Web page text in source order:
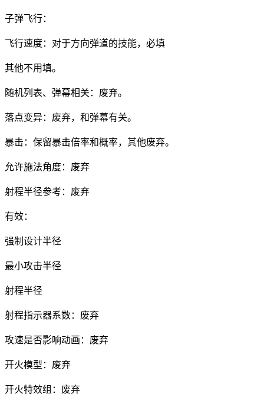
子弹飞行：
飞行速度：对于方向弹道的技能，必填
其他不用填。
随机列表、弹幕相关：废弃。
落点变异：废弃，和弹幕有关。
暴击：保留暴击倍率和概率，其他废弃。
允许施法角度：废弃
射程半径参考：废弃
有效：
强制设计半径
最小攻击半径
射程半径
射程指示器系数：废弃
攻速是否影响动画：废弃
开火模型：废弃
开火特效组：废弃